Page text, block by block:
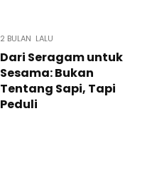
2 BULAN LALU
Dari Seragam untuk
Sesama: Bukan
Tentang Sapi, Tapi
Peduli